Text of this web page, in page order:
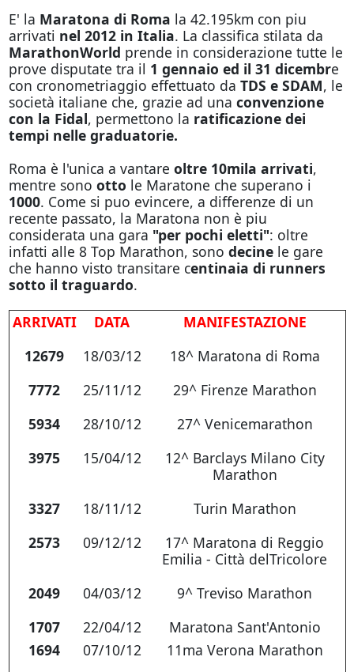
E' la Maratona di Roma la 42.195km con piu
arrivati nel 2012 in Italia. La classifica stilata da
MarathonWorld prende in considerazione tutte le
prove disputate tra il 1 gennaio ed il 31 dicembre
con cronometriaggio effettuato da TDS e SDAM, le
società italiane che, grazie ad una convenzione
con la Fidal, permettono la ratificazione dei
tempi nelle graduatorie.
Roma è l'unica a vantare oltre 10mila arrivati,
mentre sono otto le Maratone che superano i
1000. Come si puo evincere, a differenze di un
recente passato, la Maratona non è piu
considerata una gara "per pochi eletti": oltre
infatti alle 8 Top Marathon, sono decinele gare
che hanno visto transitare centinaia di runners
sotto il traguardo.
ARRIVATI
DATA
MANIFESTAZIONE
12679
18/03/12
18^ Maratona di Roma
7772
25/11/12
29^ Firenze Marathon
5934
28/10/12
27^ Venicemarathon
3975
15/04/12
12^ Barclays Milano City
Marathon
3327
18/11/12
Turin Marathon
2573
09/12/12
17^ Maratona di Reggio
Emilia - Città delTricolore
2049
04/03/12
9^ Treviso Marathon
1707
22/04/12
Maratona Sant'Antonio
1694
07/10/12 11ma Verona Marathon